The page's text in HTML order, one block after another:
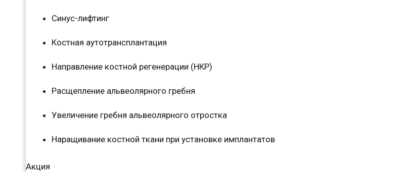
Синус-лифтинг
Костная аутотрансплантация
Направление костной регенерации (НКР)
Расщепление альвеолярного гребня
Увеличение гребня альвеолярного отростка
Наращивание костной ткани при установке имплантатов
Акция